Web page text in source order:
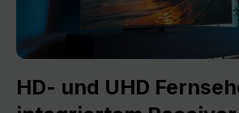
HD- und UHD